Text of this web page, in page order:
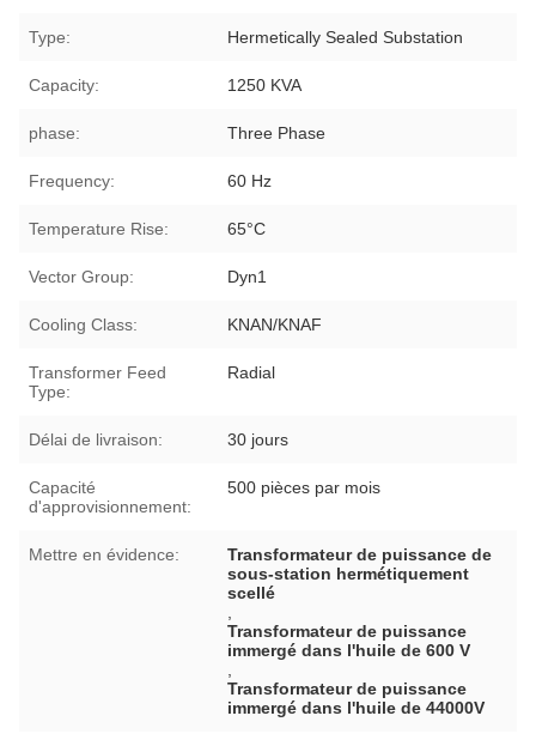
Type: Hermetically Sealed Substation
Capacity: 1250 KVA
phase: Three Phase
Frequency: 60 Hz
Temperature Rise: 65°C
Vector Group: Dyn1
Cooling Class: KNAN/KNAF
Transformer Feed
Type:
Radial
Délai de livraison: 30 jours
Capacité
d'approvisionnement:
500 pièces par mois
Mettre en évidence:
Transformateur de puissance de
sous-station hermétiquement
scellé
Transformateur de puissance
immergé dans l'huile de 600 V
Transformateur de puissance
immergé dans l'huile de 44000V